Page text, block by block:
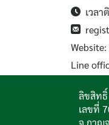
เวล
Website:
Line
ลิขสิท
เลขที่
จ.กาญ